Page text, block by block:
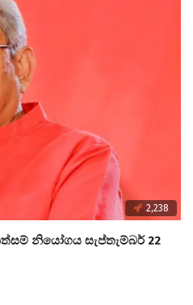
2,238
නියෝගය සැප්තැම්බර් 22